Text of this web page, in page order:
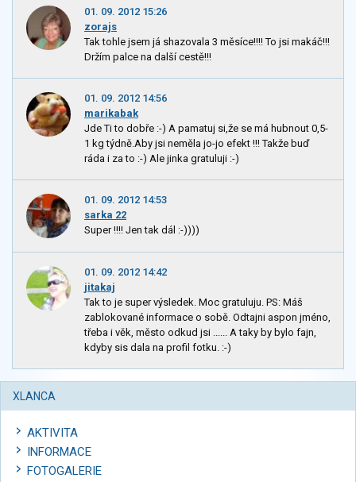
01. 09. 2012 15:26
zorajs
Tak tohle jsem já shazovala 3 měsíce!!!! To jsi makáč!!!
Držím palce na další cestě!!!
01. 09. 2012 14:56
marikabak
Jde Ti to dobře :-) A pamatuj si,že se má hubnout 0,5-
1 kg týdně.Aby jsi neměla jo-jo efekt !!! Takže buď
ráda i za to :-) Ale jinka gratuluji :-)
01. 09. 2012 14:53
sarka 22
Super !!!! Jen tak dál :-))))
01. 09. 2012 14:42
jitakaj
Tak to je super výsledek. Moc gratuluju. PS: Máš
zablokované informace o sobě. Odtajni aspon jméno,
třeba i věk, město odkud jsi ...... A taky by bylo fajn,
kdyby sis dala na profil fotku. :-)
XLANCA
AKTIVITA
INFORMACE
FOTOGALERIE